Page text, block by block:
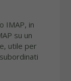
IMAP, in
su un
utile per